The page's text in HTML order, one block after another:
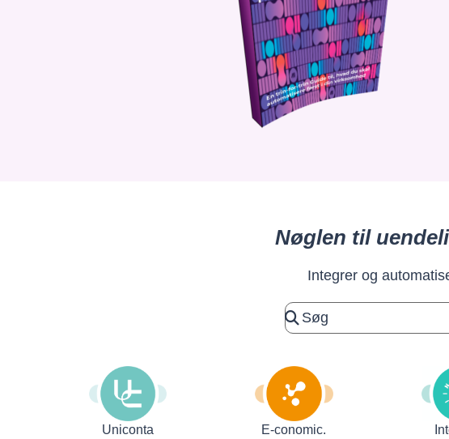
Nøglen til
Integrer og
Uniconta E-conomic.